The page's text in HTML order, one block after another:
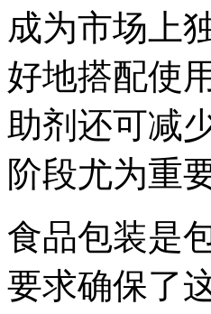
成为市场上
好地搭配使
助剂还可减
阶段尤为重要
食品包装是
要求确保了